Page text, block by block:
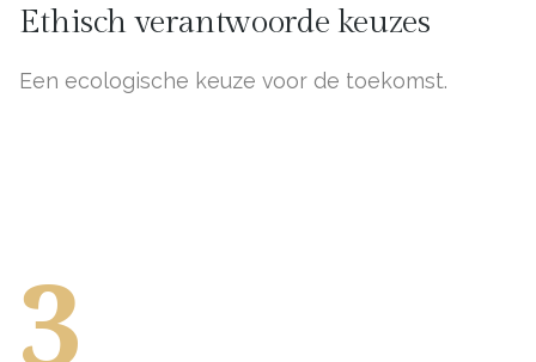
Ethisch verantwoorde keuzes
Een ecologische keuze voor de toekomst.
3